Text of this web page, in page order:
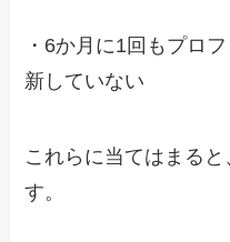
・6か月に1回もプロ
新していない
これらに当てはまる
す。